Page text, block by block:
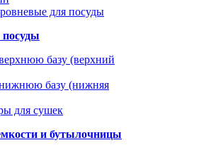
базу (верхний
базу (нижняя
для сушек
и бутылочницы